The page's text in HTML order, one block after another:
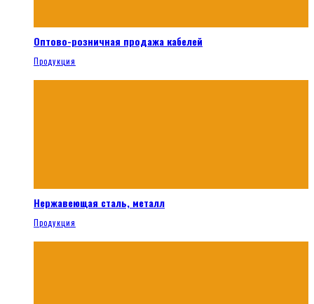
Оптово-розничная продажа кабелей
Продукция
Нержавеющая сталь, металл
Продукция